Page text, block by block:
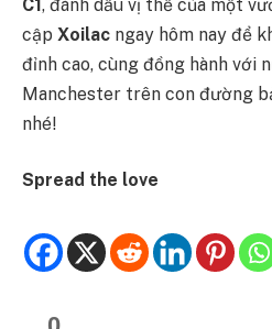
C1, đánh dấu vị thế của một
cập Xoilac ngay hôm nay để
đỉnh cao, cùng đồng hành với
Manchester trên con đường
nhé!
Spread the love